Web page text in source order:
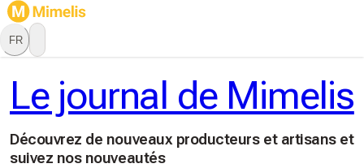
FR
Le journal de Mimelis
Découvrez de nouveaux producteurs et artisans et
suivez nos nouveautés